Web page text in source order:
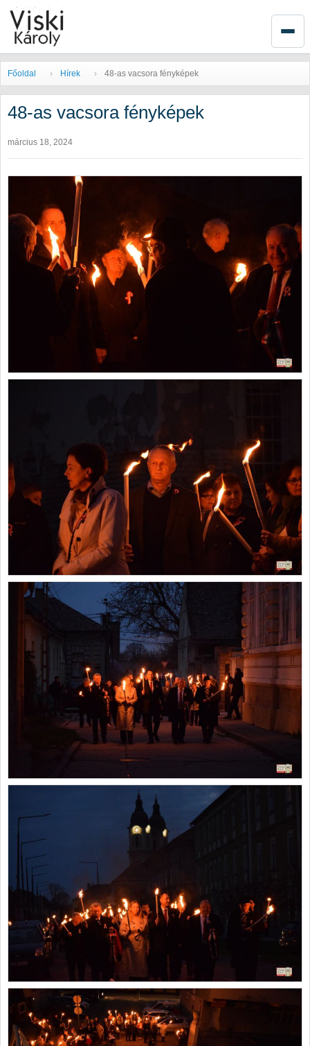
Főoldal Hírek 48-as vacsora fényképek
48-as vacsora fényképek
március 18, 2024